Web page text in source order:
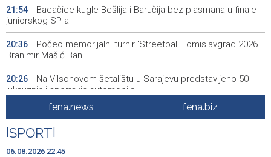
21:54
Bacačice kugle Bešlija i Baručija bez plasmana u finale
juniorskog SP-a
20:36
Počeo memorijalni turnir 'Streetball Tomislavgrad 2026.
Branimir Mašić Bani'
20:26
Na Vilsonovom šetalištu u Sarajevu predstavljeno 50
luksuznih i sportskih automobila
Announcement of events for Friday, 7 August 2026
19:55
Drugi Festival bakri okupio mještane i posjetitelje kod
Livna
fena.news fena.biz
SPORT
06.08.2026 22:45